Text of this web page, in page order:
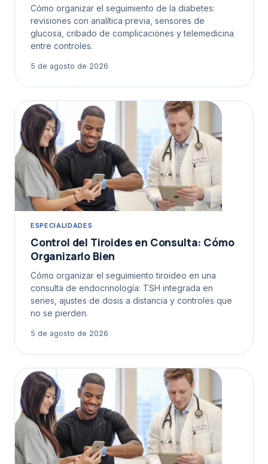
Cómo organizar el seguimiento de la diabetes:
revisiones con analítica previa, sensores de
glucosa, cribado de complicaciones y telemedicina
entre controles.
5 de agosto de 2026
ESPECIALIDADES
Control del Tiroides en Consulta: Cómo
Organizarlo Bien
Cómo organizar el seguimiento tiroideo en una
consulta de endocrinología: TSH integrada en
series, ajustes de dosis a distancia y controles que
no se pierden.
5 de agosto de 2026